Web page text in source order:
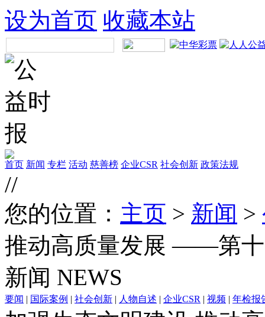
设为首页 收藏本站
首页 新闻 专栏 活动 慈善榜 企业CSR 社会创新 政策法规
//
您的位置： 主页 > 新闻 >
推动高质量发展 ——第十
新闻 NEWS
要闻 | 国际案例 | 社会创新 | 人物自述 | 企业CSR | 视频 | 年检报